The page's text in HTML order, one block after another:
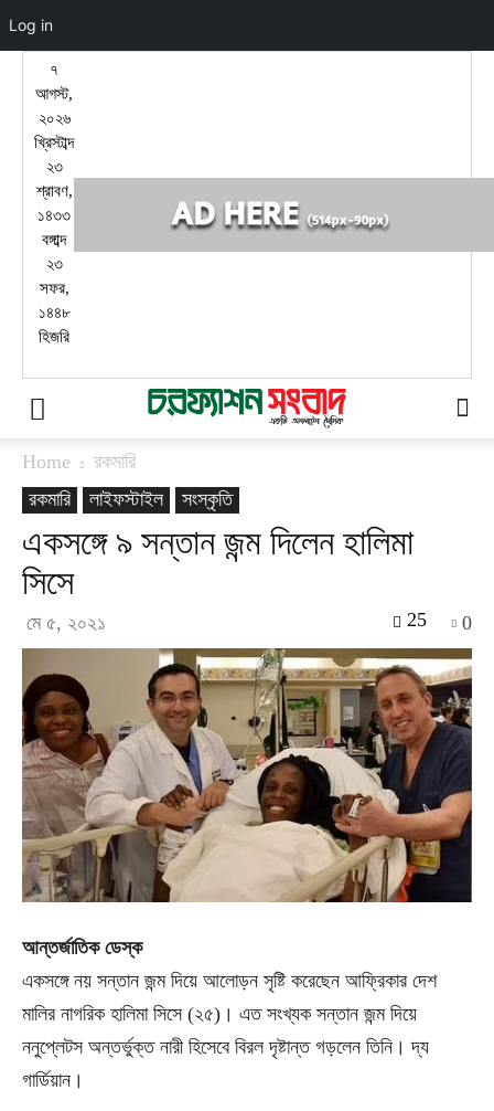
৭
আগস্ট,
২০২৬
খ্রিস্টাব্দ
২৩
শ্রাবণ,
১৪৩৩
বঙ্গাব্দ
২৩
সফর,
১৪৪৮
হিজরি
Home
রকমারি
রকমারি
লাইফস্টাইল সংস্কৃতি
একসঙ্গে ৯ সন্তান জন্ম দিলেন হালিমা
সিসে
মে ৫, ২০২১ 0
25
আন্তর্জাতিক ডেস্ক
একসঙ্গে নয় সন্তান জন্ম দিয়ে আলোড়ন সৃষ্টি করেছেন আফ্রিকার দেশ
মালির নাগরিক হালিমা সিসে (২৫)। এত সংখ্যক সন্তান জন্ম দিয়ে
ননুপ্লেটস অন্তর্ভুক্ত নারী হিসেবে বিরল দৃষ্টান্ত গড়লেন তিনি। দ্য
গার্ডিয়ান।
Log in